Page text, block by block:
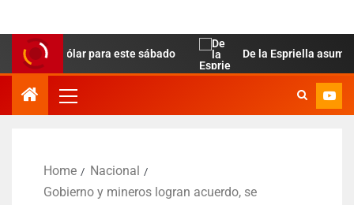
del dólar para este sábado De la Espriella asume en
Home
Nacional
Gobierno y mineros logran acuerdo, se